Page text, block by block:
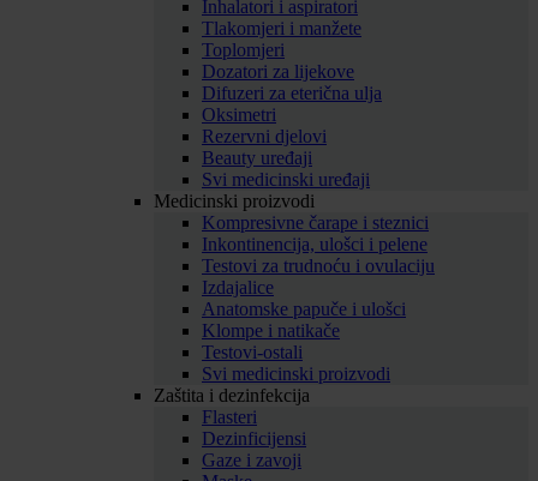
Inhalatori i aspiratori
Tlakomjeri i manžete
Toplomjeri
Dozatori za lijekove
Difuzeri za eterična ulja
Oksimetri
Rezervni djelovi
Beauty uređaji
Svi medicinski uređaji
Medicinski proizvodi
Kompresivne čarape i steznici
Inkontinencija, ulošci i pelene
Testovi za trudnoću i ovulaciju
Izdajalice
Anatomske papuče i ulošci
Klompe i natikače
Testovi-ostali
Svi medicinski proizvodi
Zaštita i dezinfekcija
Flasteri
Dezinficijensi
Gaze i zavoji